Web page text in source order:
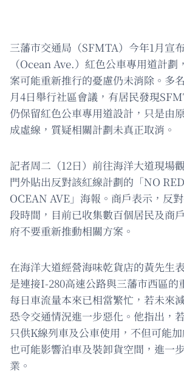
三藩市交通局（SFMTA）今年1月宣
（Ocean Ave.）紅色公車專用道計劃
案可能重新推行的憂慮仍未消除。多
月4日舉行社區會議，有居民發現
仍保留紅色公車專用道設計，只是由
成虛線，質疑相關計劃未真正取消。
記者周二（12日）前往海洋大道現場
門外貼出反對該紅線計劃的「NO
OCEAN AVE」海報。商戶表示，反
段時間，目前已收集數百個居民及商
府不要重新推動相關方案。
在海洋大道經營海味乾貨店的黃先生
是連接I-280高速公路與三藩市西區的
每日車流量本來已相當繁忙，若未來
恐令交通情況進一步惡化。他指出，
只供K線列車及公車使用，不但可能加
也可能影響泊車及裝卸貨空間，進一
業。